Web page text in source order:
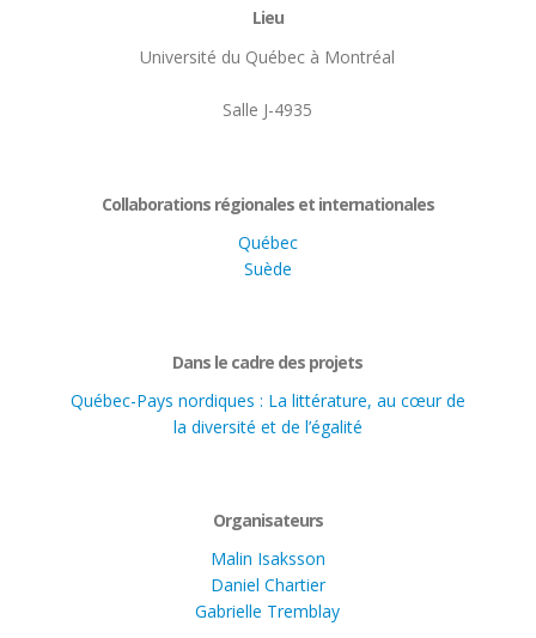
Lieu
Université du Québec à Montréal
Salle J-4935
Collaborations régionales et internationales
Québec
Suède
Dans le cadre des projets
Québec-Pays nordiques : La littérature, au cœur de
la diversité et de l’égalité
Organisateurs
Malin Isaksson
Daniel Chartier
Gabrielle Tremblay